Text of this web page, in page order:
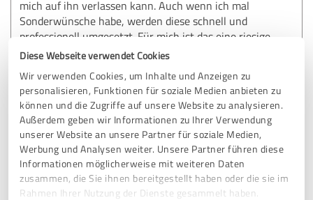
Diese Webseite verwendet Cookies
Wir verwenden Cookies, um Inhalte und Anzeigen zu
personalisieren, Funktionen für soziale Medien anbieten zu
können und die Zugriffe auf unsere Website zu analysieren.
Außerdem geben wir Informationen zu Ihrer Verwendung
unserer Website an unsere Partner für soziale Medien,
Werbung und Analysen weiter. Unsere Partner führen diese
Informationen möglicherweise mit weiteren Daten
zusammen, die Sie ihnen bereitgestellt haben oder die sie im
Rahmen Ihrer Nutzung der Dienste gesammelt haben.
mich auf ihn verlassen kann. Auch wenn ich mal
Sonderwünsche habe, werden diese schnell und
professionell umgesetzt. Für mich ist das eine riesige
zeitliche und mentale Entlastung im Businessalltag – und
Empfehlung!
Erfahrungsbericht & Bewertung zu:
Collin König | Podcast & Audio Editing
03.04.2025 Anonym